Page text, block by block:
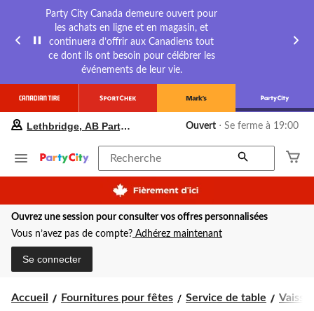
Party City Canada demeure ouvert pour
les achats en ligne et en magasin, et
continuera d’offrir aux Canadiens tout
ce dont ils ont besoin pour célébrer les
événements de leur vie.
préféré
Lethbridge,
Party
City,
courament
Ouvert,
cliquer
Lethbridge, AB Party City Ouvert ⋅ Se ferme à 19:00
Recherche
Ouvrez une session pour consulter vos offres personnalisées
Vous n’avez pas de compte? Adhérez maintenant
Se connecter
Accueil Fournitures pour fêtes Service de table